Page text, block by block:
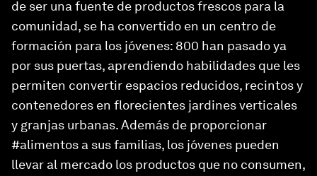
de ser una fuente de productos frescos para la
comunidad, se ha convertido en un centro de
formación para los jóvenes: 800 han pasado ya
por sus puertas, aprendiendo habilidades que les
permiten convertir espacios reducidos, recintos y
contenedores en florecientes jardines verticales
y granjas urbanas. Además de proporcionar
#alimentos a sus familias, los jóvenes pueden
llevar al mercado los productos que no consumen,